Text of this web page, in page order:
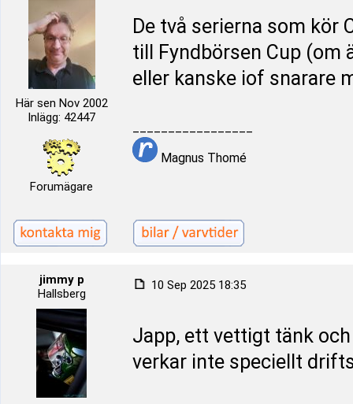
Här sen Nov 2002
Inlägg: 42447
Forumägare
De två serierna som kör
till Fyndbörsen Cup (om
eller kanske iof snarare
Magnus Thomé
jimmy p
Hallsberg
10 Sep 2025 18:35
Japp, ett vettigt tänk
verkar inte speciellt